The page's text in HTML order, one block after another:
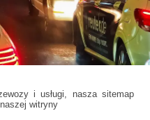
i usługi, nasza sitemap
witryny